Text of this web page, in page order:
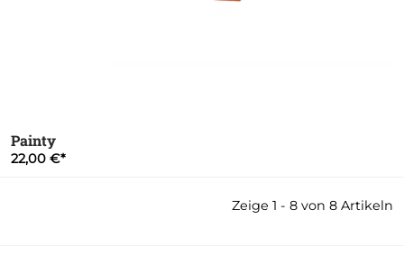
Painty
22,00 €
Zeige 1 - 8 von 8 Artikeln